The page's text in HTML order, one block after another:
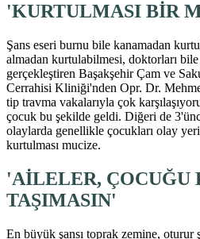
'KURTULMASI BİR
Şans eseri burnu bile kanamadan
almadan kurtulabilmesi, doktorları bile
gerçekleştiren Başakşehir Çam ve
Cerrahisi Kliniği'nden Opr. Dr.
tip travma vakalarıyla çok
çocuk bu şekilde geldi. Diğeri de
olaylarda genellikle çocukları olay
kurtulması mucize.
'AİLELER, ÇOCUĞU
TAŞIMASIN'
En büyük şansı toprak zemine, oturur